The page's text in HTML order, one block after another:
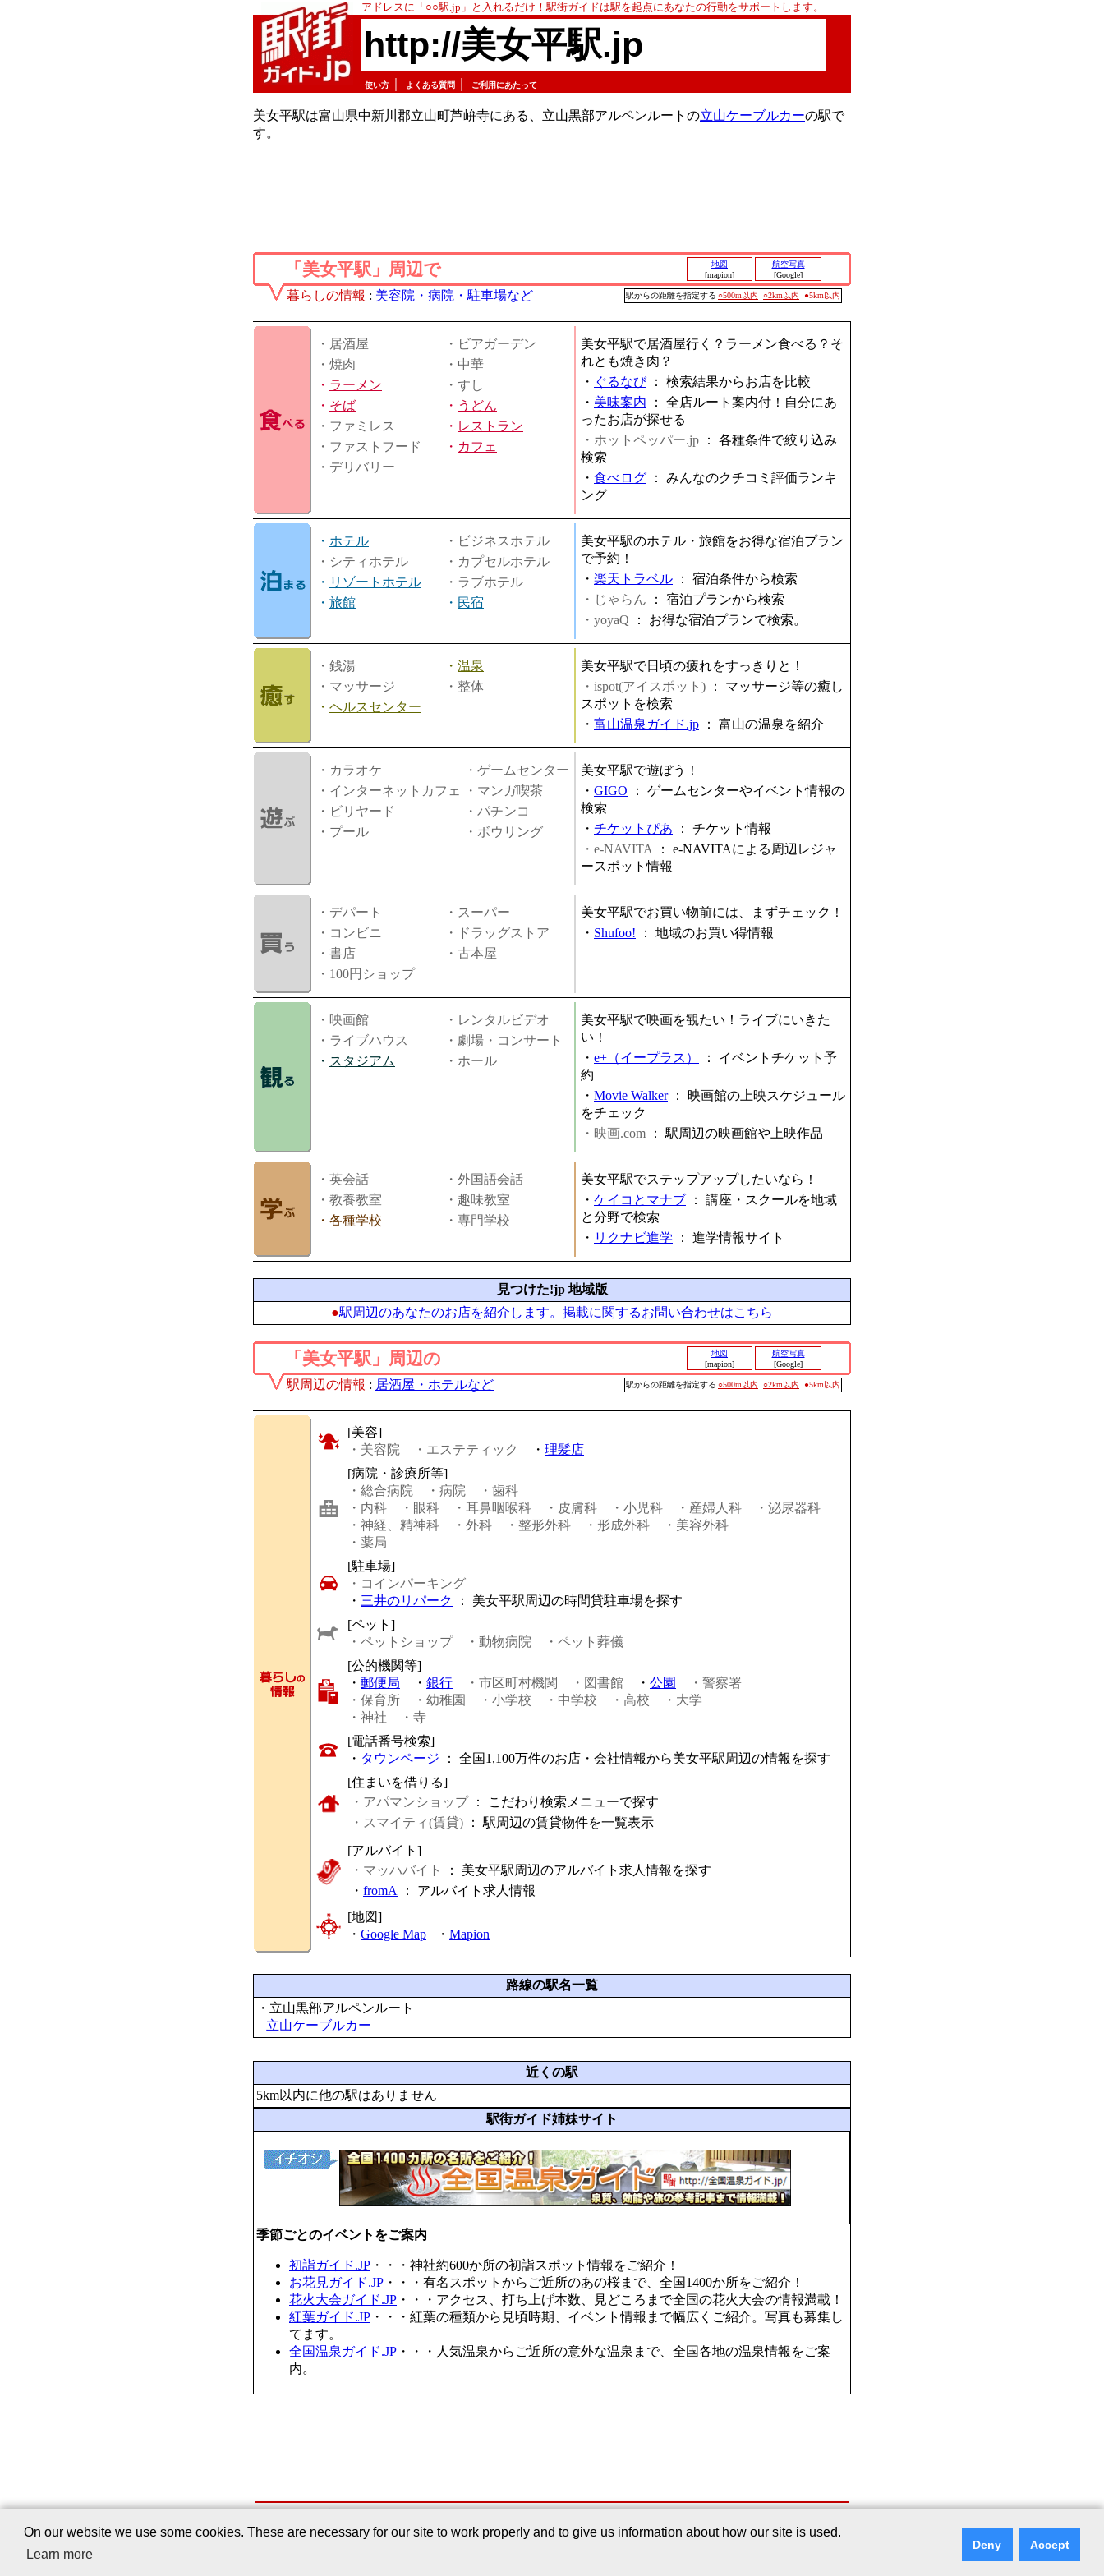
アドレスに「○○駅.jp」と入れるだけ！駅街ガイドは駅を起点にあなたの行動をサポートします。
http://美女平駅.jp
使い方 よくある質問 ご利用にあたって
美女平駅は富山県中新川郡立山町芦峅寺にある、立山黒部アルペンルートの立山ケーブルカーの駅で
す。
「美女平駅」周辺で
地図
[mapion]
航空写真
[Google]
暮らしの情報 : 美容院・病院・駐車場など 駅からの距離を指定する ○500m以内 ○2km以内 ●5km以内
・居酒屋
・ビアガーデン
・焼肉
・中華
・ ラーメン
・すし
・ そば ・ うどん
・ファミレス
・ レストラン
・ファストフード
・ カフェ
・デリバリー
美女平駅で居酒屋行く？ラーメン食べる？そ
れとも焼き肉？
・ ぐるなび： 検索結果からお店を比較
・ 美味案内 ： 全店ルート案内付！自分にあ
ったお店が探せる
・ホットペッパー.jp ： 各種条件で絞り込み
検索
・ 食べログ ： みんなのクチコミ評価ランキ
ング
・ ホテル
・ビジネスホテル
・シティホテル
・カプセルホテル
・ リゾートホテル
・ラブホテル
・ 旅館 ・ 民宿
美女平駅のホテル・旅館をお得な宿泊プラン
で予約！
・ 楽天トラベル ： 宿泊条件から検索
・じゃらん ： 宿泊プランから検索
・yoyaQ ： お得な宿泊プランで検索。
・銭湯 ・ 温泉
・マッサージ
・整体
・ ヘルスセンター
美女平駅で日頃の疲れをすっきりと！
・ispot(アイスポット) ： マッサージ等の癒し
スポットを検索
・ 富山温泉ガイド.jp ： 富山の温泉を紹介
・カラオケ
・ゲームセンター
・インターネットカフェ
・マンガ喫茶
・ビリヤード
・パチンコ
・プール
・ボウリング
美女平駅で遊ぼう！
・ GIGO ： ゲームセンターやイベント情報の
検索
・ チケットぴあ ： チケット情報
・e-NAVITA
： e-NAVITAによる周辺レジャ
ースポット情報
・デパート
・スーパー
・コンビニ
・ドラッグストア
・書店
・古本屋
・100円ショップ
美女平駅でお買い物前には、まずチェック！
・ Shufoo! ： 地域のお買い得情報
・映画館
・レンタルビデオ
・ライブハウス
・劇場・コンサート
・ スタジアム ・ホール
美女平駅で映画を観たい！ライブにいきた
い！
・ e+（イープラス） ： イベントチケット予
約
・ Movie Walker： 映画館の上映スケジュール
をチェック
・映画.com ： 駅周辺の映画館や上映作品
・英会話
・外国語会話
・教養教室
・趣味教室
・ 各種学校 ・専門学校
美女平駅でステップアップしたいなら！
・ ケイコとマナブ ： 講座・スクールを地域
と分野で検索
・ リクナビ進学 ： 進学情報サイト
見つけた!jp 地域版
●駅周辺のあなたのお店を紹介します。掲載に関するお問い合わせはこちら
「美女平駅」周辺の
地図
[mapion]
航空写真
[Google]
駅周辺の情報 : 居酒屋・ホテルなど 駅からの距離を指定する ○500m以内 ○2km以内 ●5km以内
[美容]
・美容院
・エステティック ・ 理髪店
[病院・診療所等]
・総合病院
・病院
・歯科
・内科
・眼科 ・耳鼻咽喉科 ・皮膚科 ・小児科 ・産婦人科
・泌尿器科
・神経、精神科
・外科 ・整形外科 ・形成外科
・美容外科
・薬局
[駐車場]
・コインパーキング
・ 三井のリパーク
： 美女平駅周辺の時間貸駐車場を探す
[ペット]
・ペットショップ
・動物病院
・ペット葬儀
[公的機関等]
・ 郵便局 ・ 銀行 ・市区町村機関 ・図書館 ・ 公園
・警察署
・保育所
・幼稚園 ・小学校 ・中学校 ・高校
・大学
・神社
・寺
[電話番号検索]
・ タウンページ ： 全国1,100万件のお店・会社情報から美女平駅周辺の情報を探す
[住まいを借りる]
・アパマンショップ： こだわり検索メニューで探す
・スマイティ(賃貸) ： 駅周辺の賃貸物件を一覧表示
[アルバイト]
・マッハバイト
： 美女平駅周辺のアルバイト求人情報を探す
・ fromA ： アルバイト求人情報
[地図]
・ Google Map ・ Mapion
路線の駅名一覧
・立山黒部アルペンルート
立山ケーブルカー
近くの駅
5km以内に他の駅はありません
駅街ガイド姉妹サイト
季節ごとのイベントをご案内
初詣ガイド.JP ・・・神社約600か所の初詣スポット情報をご紹介！
お花見ガイド.JP ・・・有名スポットからご近所のあの桜まで、全国1400か所をご紹介！
花火大会ガイド.JP ・・・アクセス、打ち上げ本数、見どころまで全国の花火大会の情報満載！
紅葉ガイド.JP ・・・紅葉の種類から見頃時期、イベント情報まで幅広くご紹介。写真も募集し
てます。
全国温泉ガイド.JP ・・・人気温泉からご近所の意外な温泉まで、全国各地の温泉情報をご案
内。
ご意見・ご質問
On our website we use some cookies. These are necessary for our site to work properly and to give us information about how our site is used.
Learn more
Deny Accept